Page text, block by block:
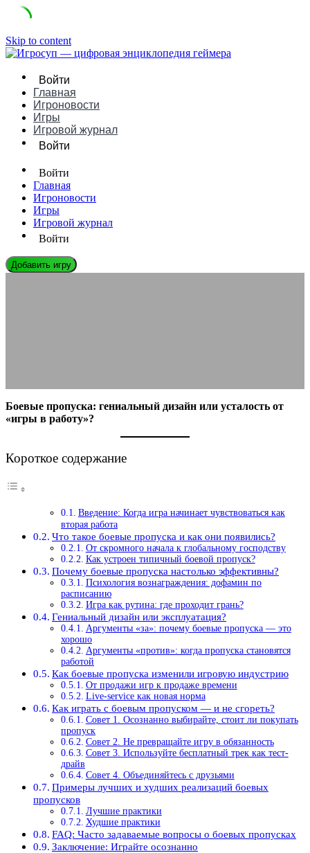
Skip to content
Войти
Главная
Игроновости
Игры
Игровой журнал
Войти
Войти
Главная
Игроновости
Игры
Игровой журнал
Войти
Добавить игру
Боевые пропуска: гениальный дизайн или усталость от
«игры в работу»?
Короткое содержание
Введение: Когда игра начинает чувствоваться как
вторая работа
Что такое боевые пропуска и как они появились?
От скромного начала к глобальному господству
Как устроен типичный боевой пропуск?
Почему боевые пропуска настолько эффективны?
Психология вознаграждения: дофамин по
расписанию
Игра как рутина: где проходит грань?
Гениальный дизайн или эксплуатация?
Аргументы «за»: почему боевые пропуска — это
хорошо
Аргументы «против»: когда пропуска становятся
работой
Как боевые пропуска изменили игровую индустрию
От продажи игр к продаже времени
Live-service как новая норма
Как играть с боевым пропуском — и не сгореть?
Совет 1. Осознанно выбирайте, стоит ли покупать
пропуск
Совет 2. Не превращайте игру в обязанность
Совет 3. Используйте бесплатный трек как тест-
драйв
Совет 4. Объединяйтесь с друзьями
Примеры лучших и худших реализаций боевых
пропусков
Лучшие практики
Худшие практики
FAQ: Часто задаваемые вопросы о боевых пропусках
Заключение: Играйте осознанно